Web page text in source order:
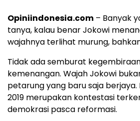
Opiniindonesia.com – Banyak
tanya, kalau benar Jokowi
wajahnya terlihat murung,
Tidak ada semburat
kemenangan. Wajah Jokowi
petarung yang baru saja berjaya.
2019 merupakan kontestasi
demokrasi pasca reformasi.